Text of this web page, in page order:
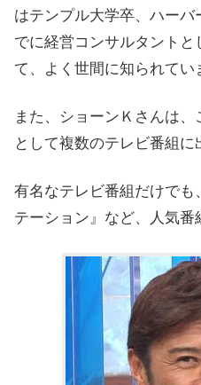
はテンプル大学卒、ハーバ
でに経営コンサルタント
て、よく世間に知られてい
また、ショーンＫさんは
として複数のテレビ番組に
有名なテレビ番組だけで
テーション』など、人気番